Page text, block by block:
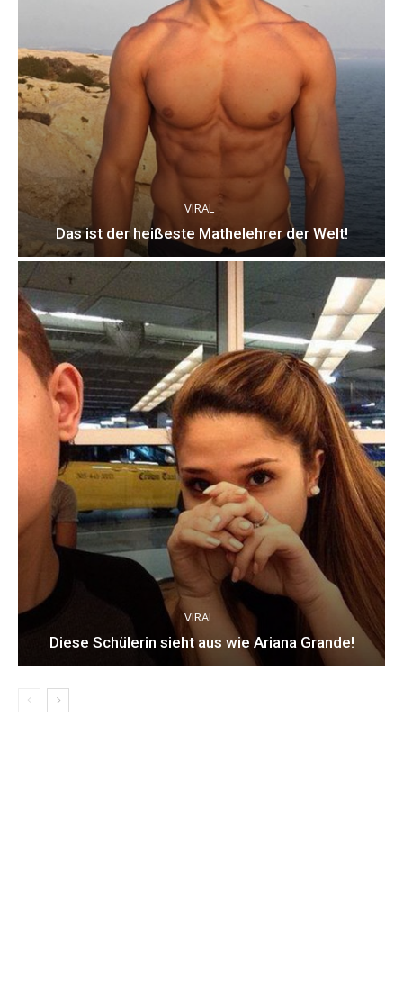
VIRAL
Das ist der heißeste Mathelehrer der Welt!
VIRAL
Diese Schülerin sieht aus wie Ariana Grande!